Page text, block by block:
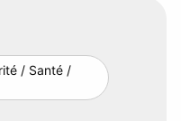
/ Santé /